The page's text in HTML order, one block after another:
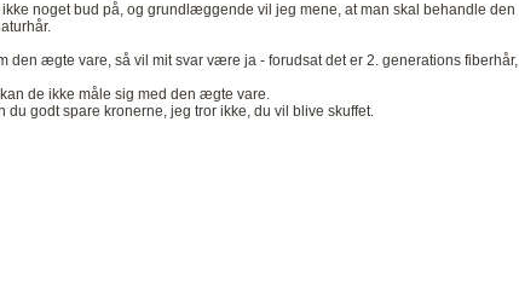
noget bud på, og grundlæggende vil jeg mene, at man skal behandle den
den ægte vare, så vil mit svar være ja - forudsat det er 2. generations fiberhår,
de ikke måle sig med den ægte vare.
godt spare kronerne, jeg tror ikke, du vil blive skuffet.